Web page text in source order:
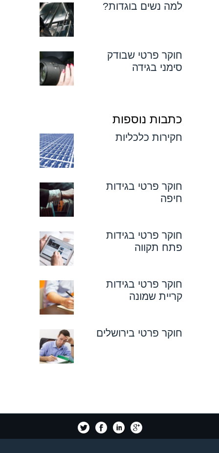
למה נשים בוגדות?
חוקר פרטי שבודק
סימני בגידה
כתבות נוספות
חקירות כלכליות
חוקר פרטי בגידות
חיפה
חוקר פרטי בגידות
פתח תקווה
חוקר פרטי בגידות
קריית שמונה
חוקר פרטי בירושלים